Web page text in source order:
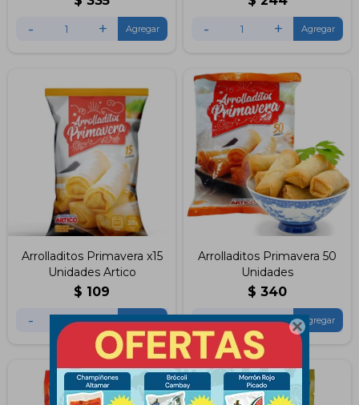

- + - +
Arrolladitos Primavera x15
Unidades Artico
$ 109
- +
Arrolladitos Primavera 50
Unidades
$ 340
- +